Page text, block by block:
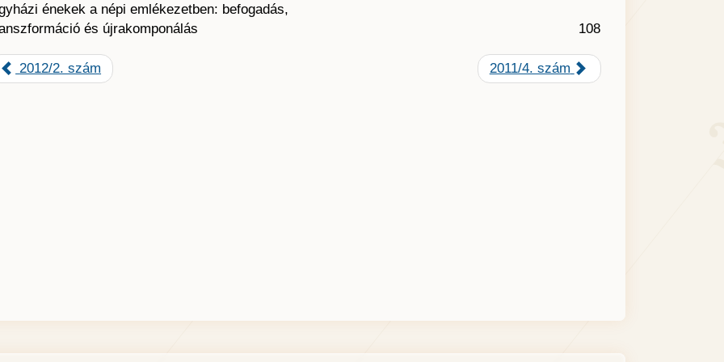
énekek a népi emlékezetben: befogadás,
és újrakomponálás
108
2012/2. szám 2011/4. szám